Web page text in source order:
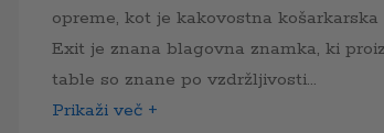
opreme, kot je kakovostna
Exit je znana blagovna znamka, ki
table so znane po vzdržljivosti...
Prikaži več +